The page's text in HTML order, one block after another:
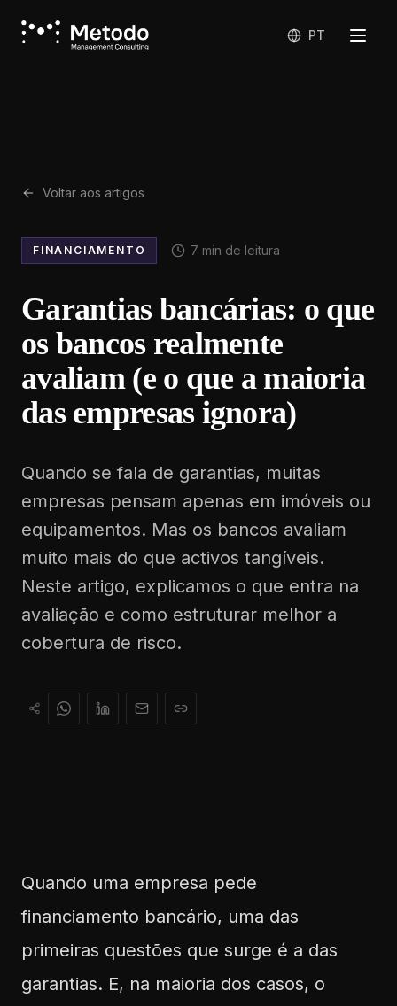
PT
Voltar aos artigos
FINANCIAMENTO 7 min de leitura
Garantias bancárias: o que
os bancos realmente
avaliam (e o que a maioria
das empresas ignora)
Quando se fala de garantias, muitas
empresas pensam apenas em imóveis ou
equipamentos. Mas os bancos avaliam
muito mais do que activos tangíveis.
Neste artigo, explicamos o que entra na
avaliação e como estruturar melhor a
cobertura de risco.
Quando uma empresa pede
financiamento bancário, uma das
primeiras questões que surge é a das
garantias. E, na maioria dos casos, o